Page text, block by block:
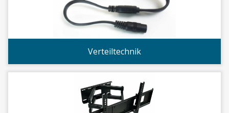
Verteiltechnik